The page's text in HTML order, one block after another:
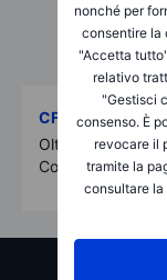
nonché per
consentire la
"Accetta
relativo
"Gestisci
consenso. È
revocare il
tramite la
consultare la
CFD
Oltre 8.600 CFD
Commodities e